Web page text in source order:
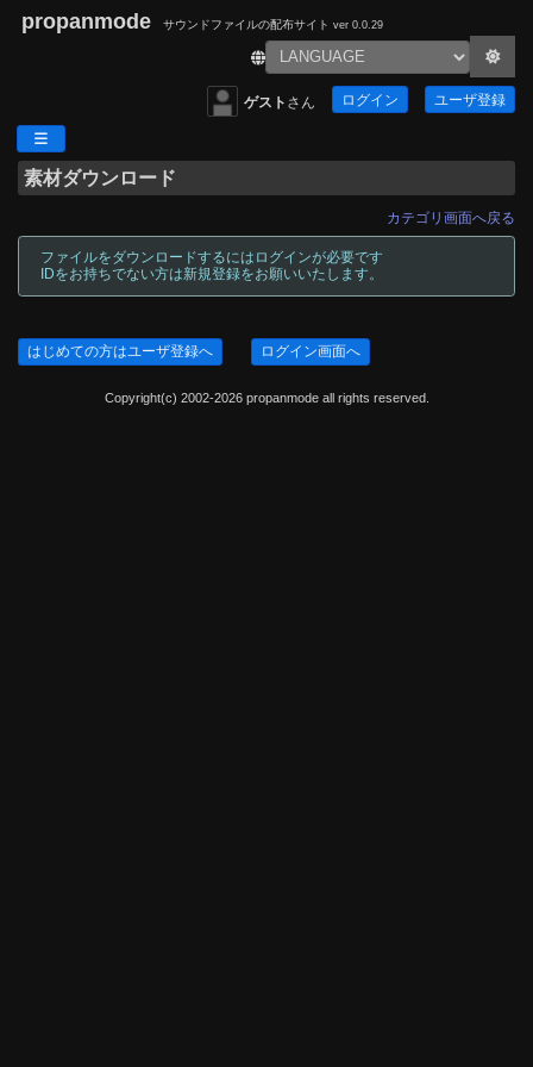
propanmode サウンドファイルの配布サイト ver 0.0.29
ゲスト さん ログイン ユーザ登録
素材ダウンロード
カテゴリ画面へ戻る
ファイルをダウンロードするにはログインが必要です
IDをお持ちでない方は新規登録をお願いいたします。
はじめての方はユーザ登録へ ログイン画面へ
Copyright(c) 2002-2026 propanmode all rights reserved.